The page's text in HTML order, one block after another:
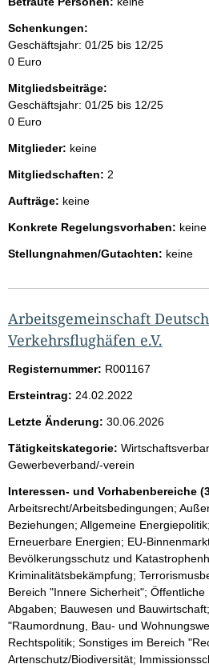
Schenkungen:
Geschäftsjahr: 01/25 bis 12/25
0 Euro
Mitgliedsbeiträge:
Geschäftsjahr: 01/25 bis 12/25
0 Euro
Mitglieder: keine
Mitgliedschaften: 2
Aufträge: keine
Konkrete Regelungsvorhaben: keine
Stellungnahmen/Gutachten: keine
Arbeitsgemeinschaft
Verkehrsflughäfen e.V.
Registernummer: R001167
Ersteintrag: 24.02.2022
Letzte Änderung: 30.06.2026
Tätigkeitskategorie:
Gewerbeverband/-verein
Interessen- und Vorhabenbereiche
Arbeitsrecht/Arbeitsbedingungen;
Beziehungen; Allgemeine
Erneuerbare Energien; EU-
Bevölkerungsschutz und
Kriminalitätsbekämpfung;
Bereich "Innere Sicherheit";
Abgaben; Bauwesen und
"Raumordnung, Bau- und
Rechtspolitik; Sonstiges im Bereich
Artenschutz/Biodiversität;